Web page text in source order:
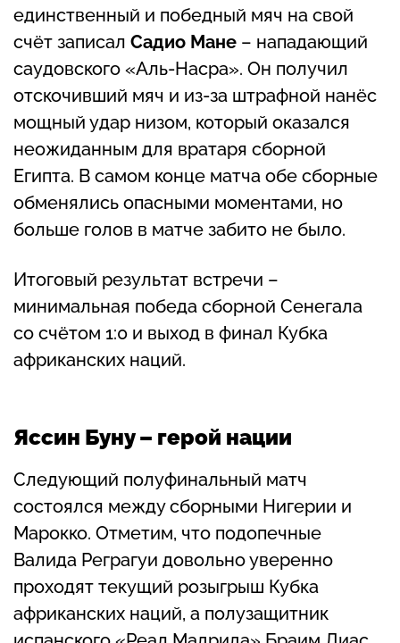
единственный и победный мяч на свой
счёт записал Садио Мане – нападающий
саудовского «Аль-Насра». Он получил
отскочивший мяч и из-за штрафной нанёс
мощный удар низом, который оказался
неожиданным для вратаря сборной
Египта. В самом конце матча обе сборные
обменялись опасными моментами, но
больше голов в матче забито не было.
Итоговый результат встречи –
минимальная победа сборной Сенегала
со счётом 1:0 и выход в финал Кубка
африканских наций.
Яссин Буну – герой нации
Следующий полуфинальный матч
состоялся между сборными Нигерии и
Марокко. Отметим, что подопечные
Валида Реграгуи довольно уверенно
проходят текущий розыгрыш Кубка
африканских наций, а полузащитник